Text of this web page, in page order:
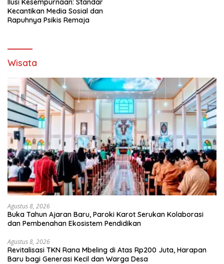
Ilusi Kesempurnaan: Standar
Kecantikan Media Sosial dan
Rapuhnya Psikis Remaja
Wisata
Agustus 8, 2026
Buka Tahun Ajaran Baru, Paroki Karot Serukan Kolaborasi
dan Pembenahan Ekosistem Pendidikan
Agustus 8, 2026
Revitalisasi TKN Rana Mbeling di Atas Rp200 Juta, Harapan
Baru bagi Generasi Kecil dan Warga Desa